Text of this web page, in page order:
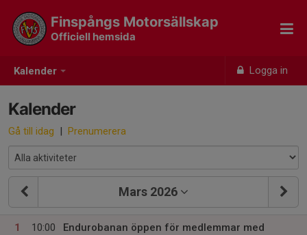
Kalender Logga in
Finspångs Motorsällskap
Officiell hemsida
Kalender
Gå till idag | Prenumerera
Mars 2026
1
10:00
Endurobanan öppen för medlemmar med